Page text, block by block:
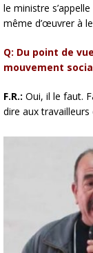
le ministre
même d’œuvrer à
Q: Du point de
mouvement
F.R.: Oui, il le faut.
dire aux travailleurs